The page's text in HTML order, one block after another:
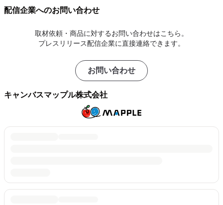
配信企業へのお問い合わせ
取材依頼・商品に対するお問い合わせはこちら。
プレスリリース配信企業に直接連絡できます。
お問い合わせ
キャンバスマップル株式会社